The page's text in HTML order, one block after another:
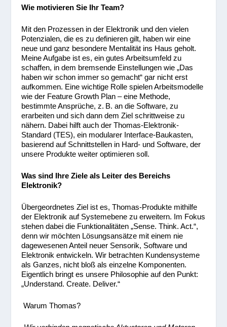
Wie motivieren Sie Ihr Team?
Mit den Prozessen in der Elektronik und den vielen
Potenzialen, die es zu definieren gilt, haben wir eine
neue und ganz besondere Mentalität ins Haus geholt.
Meine Aufgabe ist es, ein gutes Arbeitsumfeld zu
schaffen, in dem bremsende Einstellungen wie „Das
haben wir schon immer so gemacht“ gar nicht erst
aufkommen. Eine wichtige Rolle spielen Arbeitsmodelle
wie der Feature Growth Plan – eine Methode,
bestimmte Ansprüche, z. B. an die Software, zu
erarbeiten und sich dann dem Ziel schrittweise zu
nähern. Dabei hilft auch der Thomas-Elektronik-
Standard (TES), ein modularer Interface-Baukasten,
basierend auf Schnittstellen in Hard- und Software, der
unsere Produkte weiter optimieren soll.
Was sind Ihre Ziele als Leiter des Bereichs
Elektronik?
Übergeordnetes Ziel ist es, Thomas-Produkte mithilfe
der Elektronik auf Systemebene zu erweitern. Im Fokus
stehen dabei die Funktionalitäten „Sense. Think. Act.“,
denn wir möchten Lösungsansätze mit einem nie
dagewesenen Anteil neuer Sensorik, Software und
Elektronik entwickeln. Wir betrachten Kundensysteme
als Ganzes, nicht bloß als einzelne Komponenten.
Eigentlich bringt es unsere Philosophie auf den Punkt:
„Understand. Create. Deliver.“
Warum Thomas?